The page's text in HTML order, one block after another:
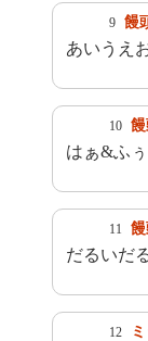
9 饅
あいうえ
10
はぁ&ふぅ
11
だるいだ
12